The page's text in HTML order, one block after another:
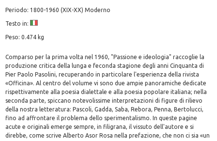
Periodo: 1800-1960 (XIX-XX) Moderno
Testo in:
Peso: 0.474 kg
Comparso per la prima volta nel 1960, "Passione e ideologia" raccoglie la
produzione critica della lunga e feconda stagione degli anni Cinquanta di
Pier Paolo Pasolini, recuperando in particolare l'esperienza della rivista
«Officina». Al centro del volume vi sono due ampie panoramiche dedicate
rispettivamente alla poesia dialettale e alla poesia popolare italiana; nella
seconda parte, spiccano notevolissime interpretazioni di figure di rilievo
della nostra letteratura: Pascoli, Gadda, Saba, Rebora, Penna, Bertolucci,
fino ad affrontare il problema dello sperimentalismo. In queste pagine
acute e originali emerge sempre, in filigrana, il vissuto dell'autore e si
direbbe, come scrive Alberto Asor Rosa nella prefazione, che non ci sia «un